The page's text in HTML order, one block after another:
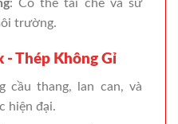
: Có thể tái chế và sử
trường.
- Thép Không Gỉ
cầu thang, lan can, và
hiện đại.